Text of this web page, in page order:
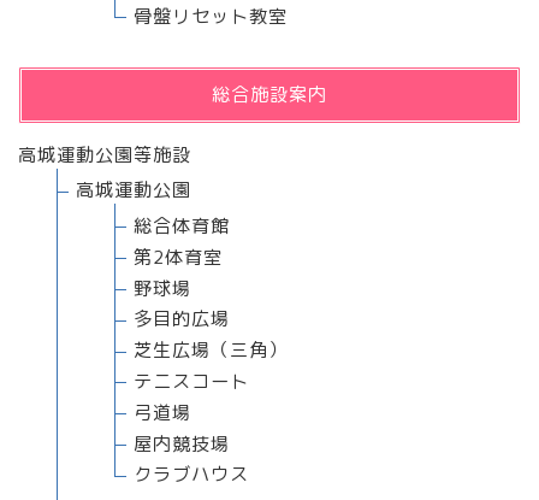
骨盤リセット教室
総合施設案内
高城運動公園等施設
高城運動公園
総合体育館
第2体育室
野球場
多目的広場
芝生広場（三角）
テニスコート
弓道場
屋内競技場
クラブハウス